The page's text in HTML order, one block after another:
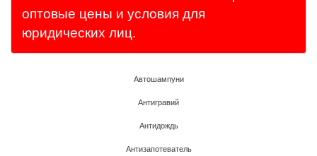
оптовые цены и условия для
юридических лиц.
Автошампуни
Антигравий
Антидождь
Антизапотеватель